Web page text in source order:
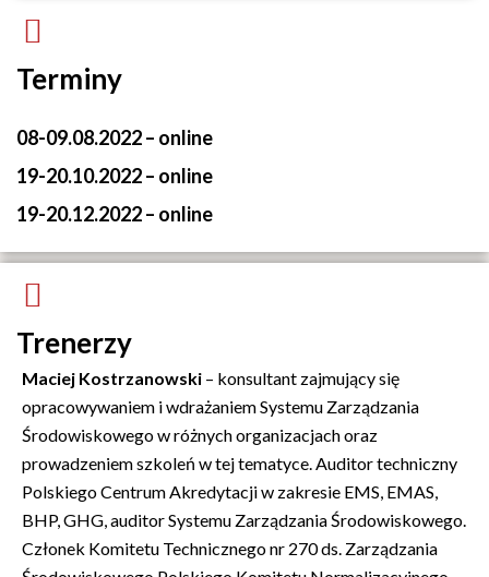
Terminy
08-09.08.2022 – online
19-20.10.2022 – online
19-20.12.2022 – online
Trenerzy
Maciej Kostrzanowski – konsultant zajmujący się
opracowywaniem i wdrażaniem Systemu Zarządzania
Środowiskowego w różnych organizacjach oraz
prowadzeniem szkoleń w tej tematyce. Auditor techniczny
Polskiego Centrum Akredytacji w zakresie EMS, EMAS,
BHP, GHG, auditor Systemu Zarządzania Środowiskowego.
Członek Komitetu Technicznego nr 270 ds. Zarządzania